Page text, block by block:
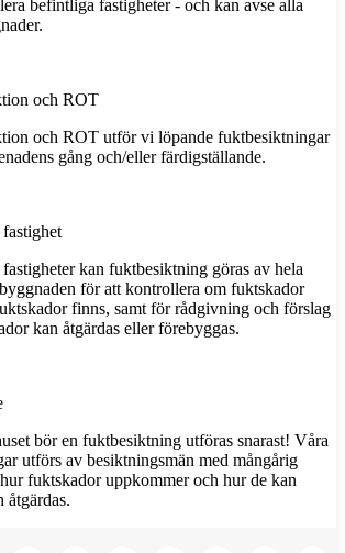
befintliga fastigheter - och kan avse alla
och ROT
och ROT utför vi löpande fuktbesiktningar
gång och/eller färdigställande.
kan fuktbesiktning göras av hela
för att kontrollera om fuktskador
finns, samt för rådgivning och förslag
kan åtgärdas eller förebyggas.
bör en fuktbesiktning utföras snarast! Våra
utförs av besiktningsmän med mångårig
fuktskador uppkommer och hur de kan
åtgärdas.